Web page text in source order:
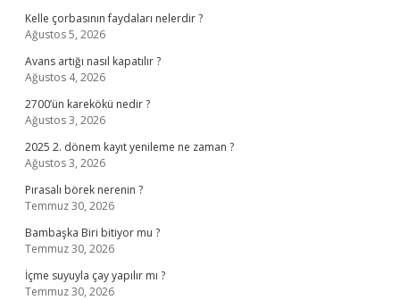
Kelle çorbasının faydaları nelerdir ?
Ağustos 5, 2026
Avans artığı nasıl kapatılır ?
Ağustos 4, 2026
2700’ün karekökü nedir ?
Ağustos 3, 2026
2025 2. dönem kayıt yenileme ne zaman ?
Ağustos 3, 2026
Pırasalı börek nerenin ?
Temmuz 30, 2026
Bambaşka Biri bitiyor mu ?
Temmuz 30, 2026
İçme suyuyla çay yapılır mı ?
Temmuz 30, 2026